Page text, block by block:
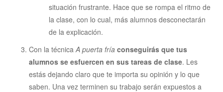
situación frustrante. Hace que se rompa el ritmo de
la clase, con lo cual, más alumnos desconectarán
de la explicación.
Con la técnica A puerta fría conseguirás que tus
alumnos se esfuercen en sus tareas de clase. Les
estás dejando claro que te importa su opinión y lo que
saben. Una vez terminen su trabajo serán expuestos a